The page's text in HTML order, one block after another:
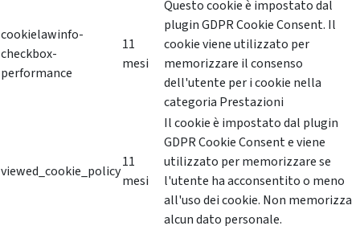
cookielawinfo-
checkbox-
performance
11
mesi
Questo cookie è impostato dal
plugin GDPR Cookie Consent. Il
cookie viene utilizzato per
memorizzare il consenso
dell'utente per i cookie nella
categoria Prestazioni
viewed_cookie_policy
11
mesi
Il cookie è impostato dal plugin
GDPR Cookie Consent e viene
utilizzato per memorizzare se
l'utente ha acconsentito o meno
all'uso dei cookie. Non memorizza
alcun dato personale.